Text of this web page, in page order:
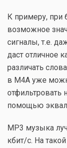
К примеру, при
возможное
сигналы, т.е.
даст отличное
различать
в М4А уже
отфильтровать
помощью
МР3 музыка
кбит/с. На